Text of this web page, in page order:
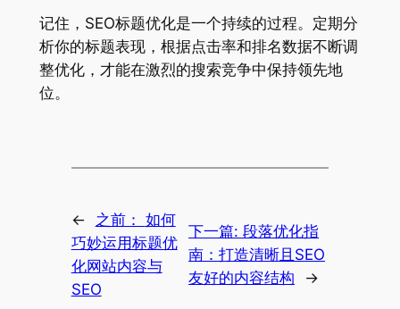
记住，SEO标题优化是一个持续的过程。定期分
析你的标题表现，根据点击率和排名数据不断调
整优化，才能在激烈的搜索竞争中保持领先地
位。
← 之前： 如何
巧妙运用标题优
化网站内容与
SEO
下一篇:段落优化指
南：打造清晰且SEO
友好的内容结构
→